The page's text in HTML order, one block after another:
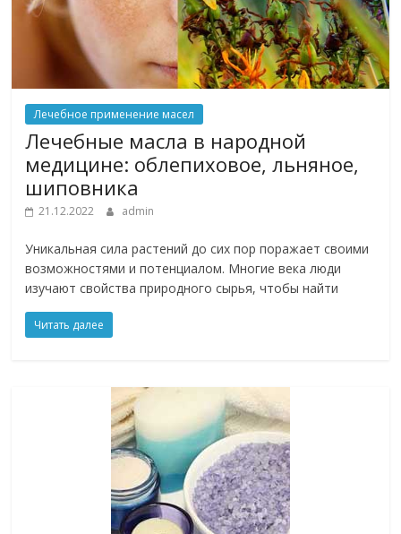
Лечебное применение масел
Лечебные масла в народной
медицине: облепиховое, льняное,
шиповника
21.12.2022 admin
Уникальная сила растений до сих пор поражает своими
возможностями и потенциалом. Многие века люди
изучают свойства природного сырья, чтобы найти
Читать далее